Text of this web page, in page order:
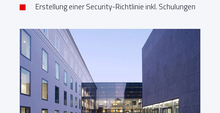
Erstellung einer Security-Richtlinie inkl. Schulungen